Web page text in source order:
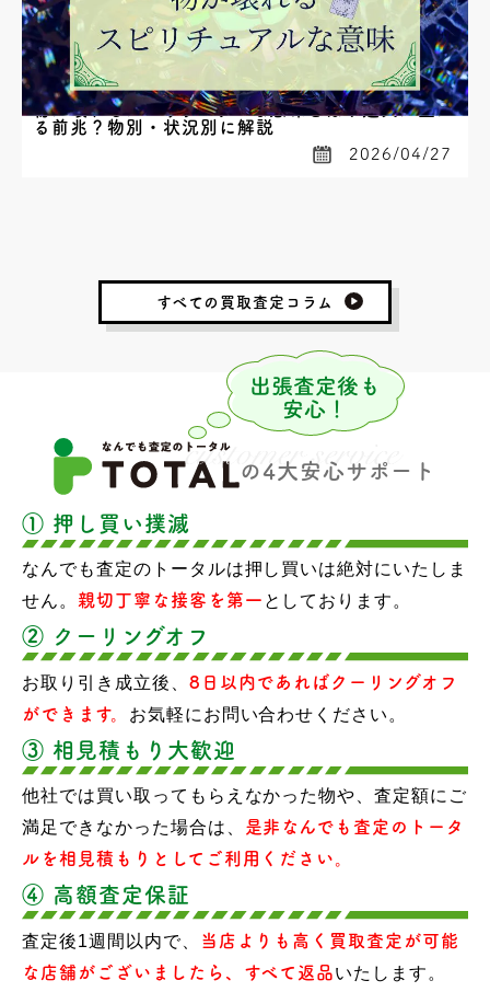
物が壊れるスピリチュアルな意味とは？運気が上が
る前兆？物別・状況別に解説
2026/04/27
すべての買取査定コラム
の4大安心サポート
① 押し買い撲滅
なんでも査定のトータルは押し買いは絶対にいたしま
せん。
親切丁寧な接客を第一 としております。
② クーリングオフ
お取り引き成立後、 8日以内であればクーリングオフ
ができます。 お気軽にお問い合わせください。
③ 相見積もり大歓迎
他社では買い取ってもらえなかった物や、査定額にご
満足できなかった場合は、
是非なんでも査定のトータ
ルを相見積もりとしてご利用ください。
④ 高額査定保証
査定後1週間以内で、
当店よりも高く買取査定が可能
な店舗がございましたら、すべて返品いたします。